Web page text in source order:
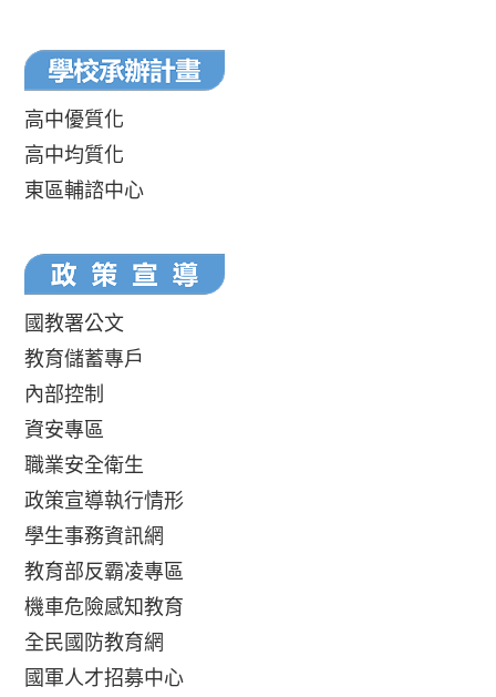
高中優質化
高中均質化
東區輔諮中心
國教署公文
教育儲蓄專戶
內部控制
資安專區
職業安全衛生
政策宣導執行情形
學生事務資訊網
教育部反霸凌專區
機車危險感知教育
全民國防教育網
國軍人才招募中心